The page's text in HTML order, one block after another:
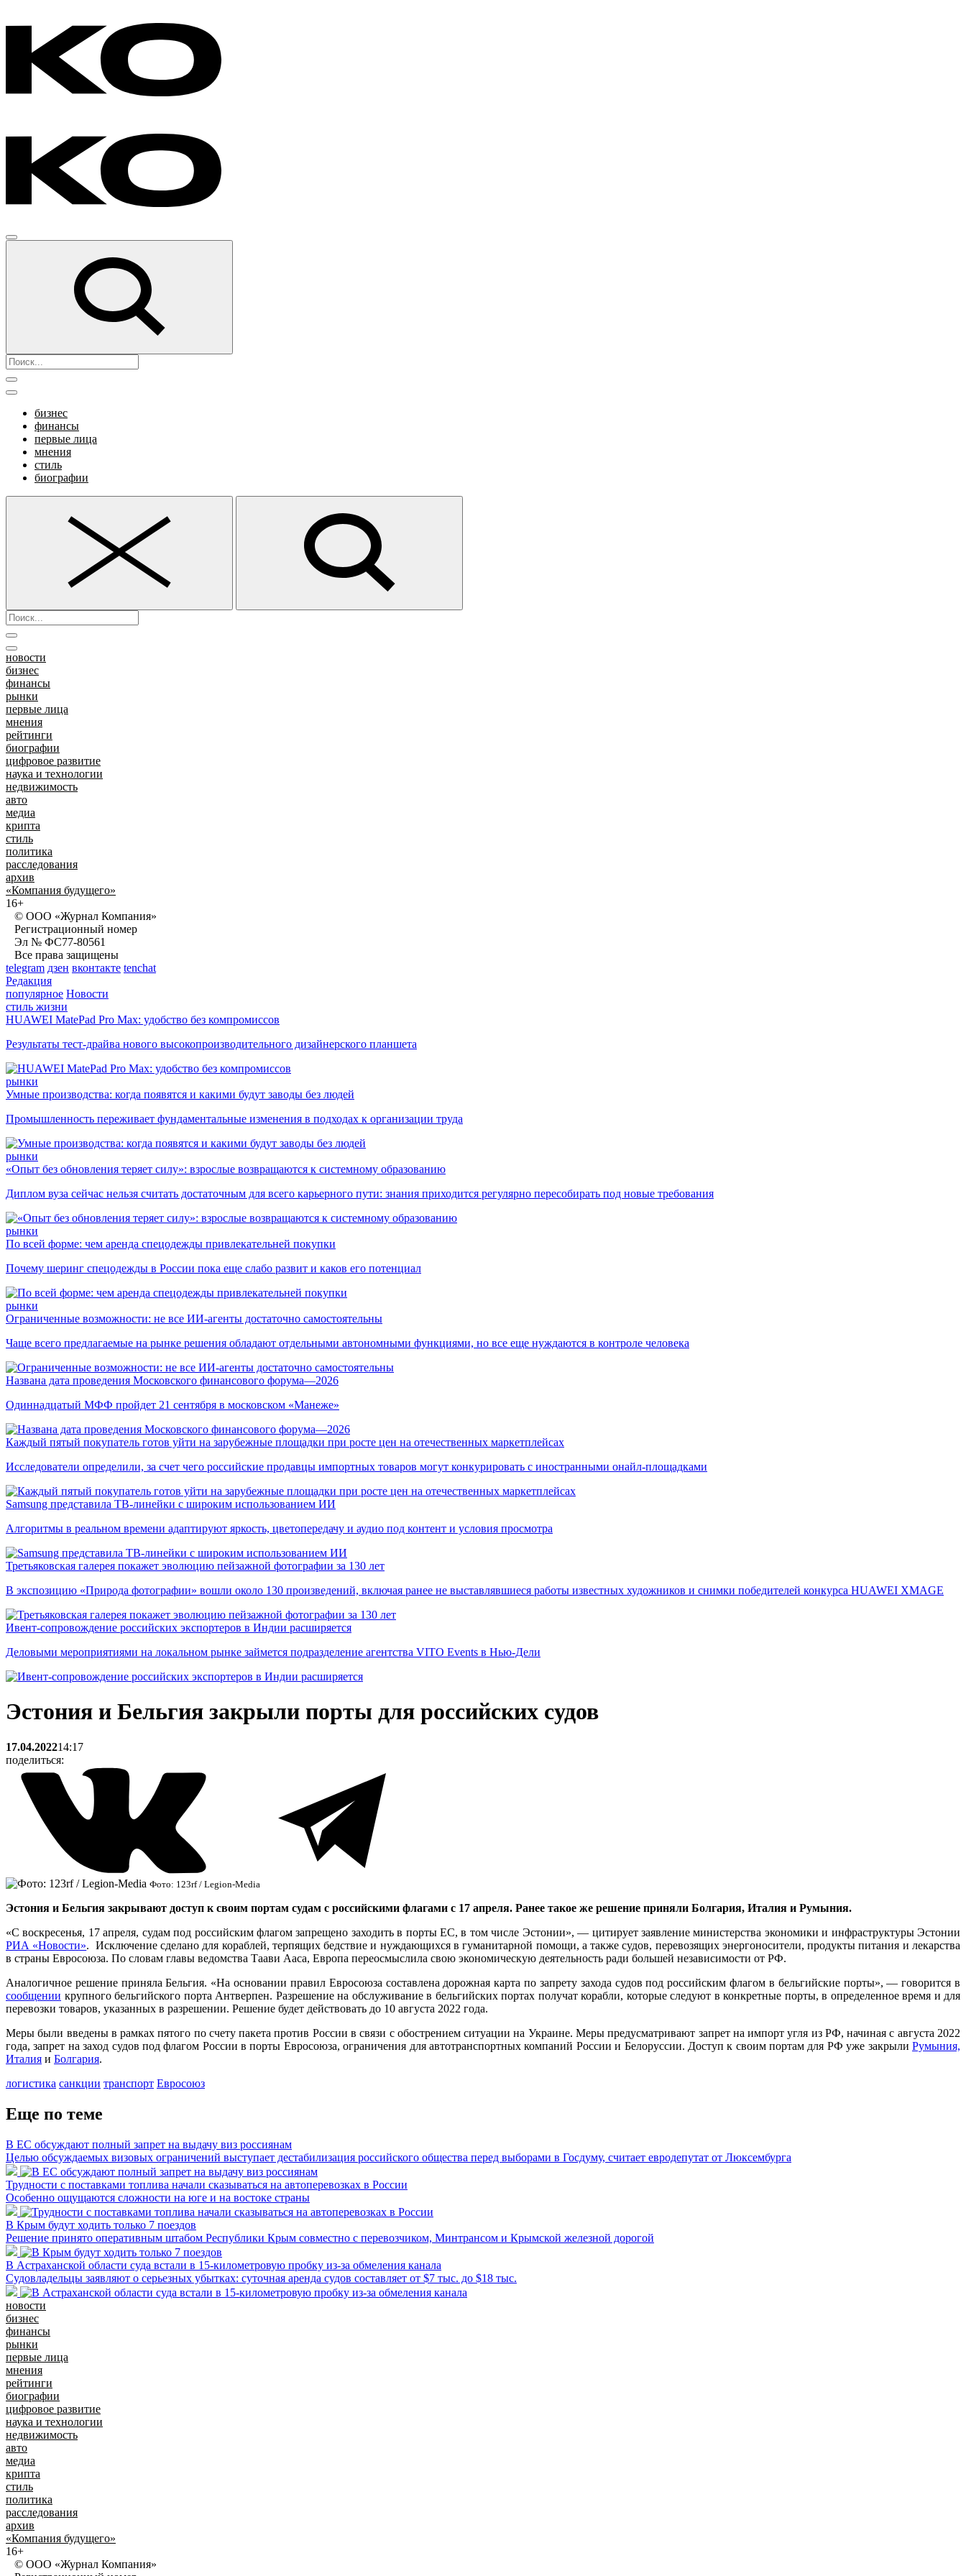
бизнес
финансы
первые лица
мнения
стиль
биографии
новости
бизнес
финансы
рынки
первые лица
мнения
рейтинги
биографии
цифровое развитие
наука и технологии
недвижимость
авто
медиа
крипта
стиль
политика
расследования
архив
«Компания будущего»
16+
© ООО «Журнал Компания»
Регистрационный номер
Эл № ФС77-80561
Все права защищены
telegram дзен вконтакте tenchat
Редакция
популярное Новости
стиль жизни
HUAWEI MatePad Pro Max: удобство без компромиссов
Результаты тест-драйва нового высокопроизводительного дизайнерского планшета
рынки
Умные производства: когда появятся и какими будут заводы без людей
Промышленность переживает фундаментальные изменения в подходах к организации труда
рынки
«Опыт без обновления теряет силу»: взрослые возвращаются к системному образованию
Диплом вуза сейчас нельзя считать достаточным для всего карьерного пути: знания приходится регулярно пересобирать под новые требования
рынки
По всей форме: чем аренда спецодежды привлекательней покупки
Почему шеринг спецодежды в России пока еще слабо развит и каков его потенциал
рынки
Ограниченные возможности: не все ИИ-агенты достаточно самостоятельны
Чаще всего предлагаемые на рынке решения обладают отдельными автономными функциями, но все еще нуждаются в контроле человека
Названа дата проведения Московского финансового форума—2026
Одиннадцатый МФФ пройдет 21 сентября в московском «Манеже»
Каждый пятый покупатель готов уйти на зарубежные площадки при росте цен на отечественных маркетплейсах
Исследователи определили, за счет чего российские продавцы импортных товаров могут конкурировать с иностранными онайл-площадками
Samsung представила ТВ-линейки с широким использованием ИИ
Алгоритмы в реальном времени адаптируют яркость, цветопередачу и аудио под контент и условия просмотра
Третьяковская галерея покажет эволюцию пейзажной фотографии за 130 лет
В экспозицию «Природа фотографии» вошли около 130 произведений, включая ранее не выставлявшиеся работы известных художников и снимки победителей конкурса HUAWEI XMAGE
Ивент-сопровождение российских экспортеров в Индии расширяется
Деловыми мероприятиями на локальном рынке займется подразделение агентства VITO Events в Нью-Дели
Эстония и Бельгия закрыли порты для российских судов
17.04.202214:17
поделиться:
Фото: 123rf / Legion-Media
Эстония и Бельгия закрывают доступ к своим портам судам с российскими флагами с 17 апреля. Ранее такое же решение приняли Болгария, Италия и Румыния.
«С воскресенья, 17 апреля, судам под российским флагом запрещено заходить в порты ЕС, в том числе Эстонии», — цитирует заявление министерства экономики и инфраструктуры Эстонии
РИА «Новости». Исключение сделано для кораблей, терпящих бедствие и нуждающихся в гуманитарной помощи, а также судов, перевозящих энергоносители, продукты питания и лекарства
в страны Евросоюза. По словам главы ведомства Таави Ааса, Европа переосмыслила свою экономическую деятельность ради большей независимости от РФ.
Аналогичное решение приняла Бельгия. «На основании правил Евросоюза составлена дорожная карта по запрету захода судов под российским флагом в бельгийские порты», — говорится в
сообщении крупного бельгийского порта Антверпен. Разрешение на обслуживание в бельгийских портах получат корабли, которые следуют в конкретные порты, в определенное время и для
перевозки товаров, указанных в разрешении. Решение будет действовать до 10 августа 2022 года.
Меры были введены в рамках пятого по счету пакета против России в связи с обострением ситуации на Украине. Меры предусматривают запрет на импорт угля из РФ, начиная с августа 2022
года, запрет на заход судов под флагом России в порты Евросоюза, ограничения для автотранспортных компаний России и Белоруссии. Доступ к своим портам для РФ уже закрыли Румыния,
Италия и Болгария.
логистика санкции транспорт Евросоюз
Еще по теме
В ЕС обсуждают полный запрет на выдачу виз россиянам
Целью обсуждаемых визовых ограничений выступает дестабилизация российского общества перед выборами в Госдуму, считает евродепутат от Люксембурга
Трудности с поставками топлива начали сказываться на автоперевозках в России
Особенно ощущаются сложности на юге и на востоке страны
В Крым будут ходить только 7 поездов
Решение принято оперативным штабом Республики Крым совместно с перевозчиком, Минтрансом и Крымской железной дорогой
В Астраханской области суда встали в 15-километровую пробку из-за обмеления канала
Судовладельцы заявляют о серьезных убытках: суточная аренда судов составляет от $7 тыс. до $18 тыс.
новости
бизнес
финансы
рынки
первые лица
мнения
рейтинги
биографии
цифровое развитие
наука и технологии
недвижимость
авто
медиа
крипта
стиль
политика
расследования
архив
«Компания будущего»
16+
© ООО «Журнал Компания»